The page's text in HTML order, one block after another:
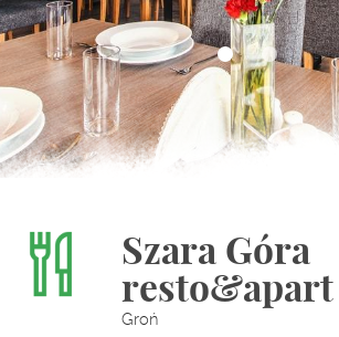
Szara Góra
resto&apart
Groń